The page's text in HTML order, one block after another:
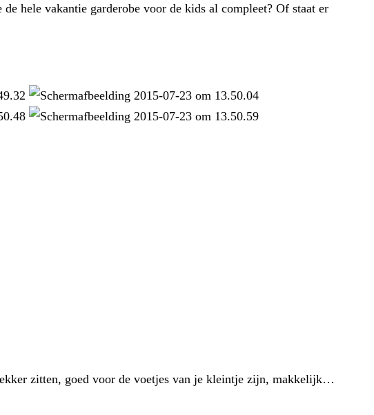
hele vakantie garderobe voor de kids al compleet? Of staat er
zitten, goed voor de voetjes van je kleintje zijn, makkelijk…